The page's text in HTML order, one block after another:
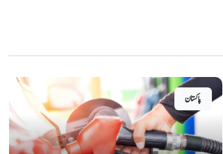
پاکستان